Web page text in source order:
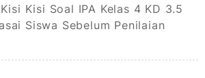
Kisi Soal IPA Kelas 4 KD 3.5
Siswa Sebelum Penilaian